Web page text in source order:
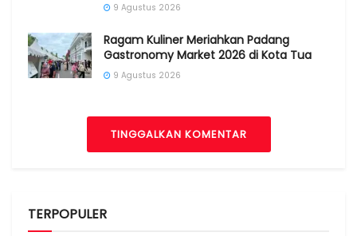
9 Agustus 2026
Ragam Kuliner Meriahkan Padang
Gastronomy Market 2026 di Kota Tua
9 Agustus 2026
TINGGALKAN KOMENTAR
TERPOPULER